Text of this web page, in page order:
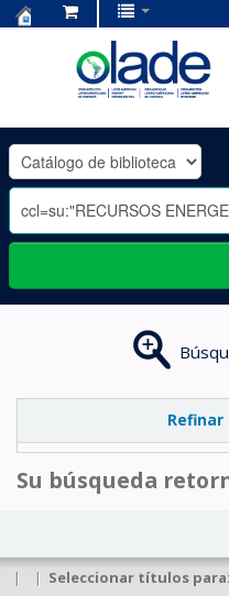
OLADE
-
Refinar
Su búsqueda
| | Seleccionar títulos para: